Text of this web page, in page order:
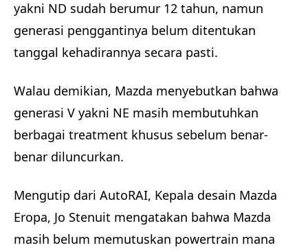
yakni ND sudah berumur 12 tahun, namun
generasi penggantinya belum ditentukan
tanggal kehadirannya secara pasti.
Walau demikian, Mazda menyebutkan bahwa
generasi V yakni NE masih membutuhkan
berbagai treatment khusus sebelum benar-
benar diluncurkan.
Mengutip dari AutoRAI, Kepala desain Mazda
Eropa, Jo Stenuit mengatakan bahwa Mazda
masih belum memutuskan powertrain mana